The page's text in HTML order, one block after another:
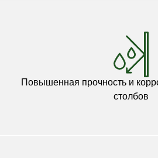
Повышенная прочность и
столбов